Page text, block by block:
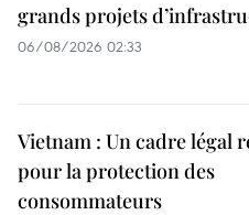
grands projets
06/08/2026 02:33
Vietnam : Un cadre légal
pour la protection des
consommateurs